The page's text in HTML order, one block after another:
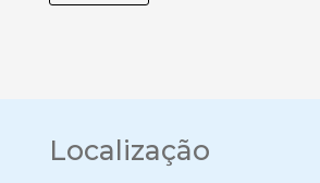
Localização